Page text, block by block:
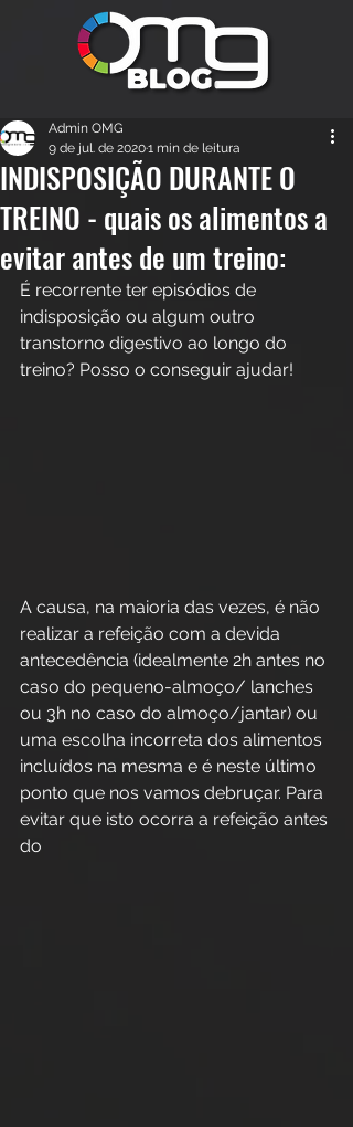
INDISPOSIÇÃO DURANTE O
TREINO - quais os alimentos a
evitar antes de um treino:
Admin OMG
9 de jul. de 20201 min de leitura
É recorrente ter episódios de
indisposição ou algum outro
transtorno digestivo ao longo do
treino? Posso o conseguir ajudar!
A causa, na maioria das vezes, é não
realizar a refeição com a devida
antecedência (idealmente 2h antes no
caso do pequeno-almoço/ lanches
ou 3h no caso do almoço/jantar) ou
uma escolha incorreta dos alimentos
incluídos na mesma e é neste último
ponto que nos vamos debruçar. Para
evitar que isto ocorra a refeição antes
do